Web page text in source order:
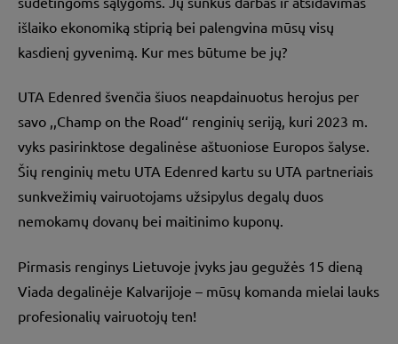
išlaiko ekonomiką stiprią bei palengvina mūsų visų
kasdienį gyvenimą. Kur mes būtume be jų?
UTA Edenred švenčia šiuos neapdainuotus herojus per
savo ,,Champ on the Road‘‘ renginių seriją, kuri 2023 m.
vyks pasirinktose degalinėse aštuoniose Europos šalyse.
Šių renginių metu UTA Edenred kartu su UTA partneriais
sunkvežimių vairuotojams užsipylus degalų duos
nemokamų dovanų bei maitinimo kuponų.
Pirmasis renginys Lietuvoje įvyks jau gegužės 15 dieną
Viada degalinėje Kalvarijoje – mūsų komanda mielai lauks
profesionalių vairuotojų ten!